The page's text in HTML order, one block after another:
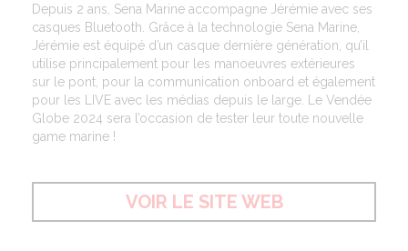
Depuis 2 ans, Sena Marine accompagne Jérémie avec ses
casques Bluetooth. Grâce à la technologie Sena Marine,
Jérémie est équipé d’un casque dernière génération, qu’il
utilise principalement pour les manoeuvres extérieures
sur le pont, pour la communication onboard et également
pour les LIVE avec les médias depuis le large. Le Vendée
Globe 2024 sera l’occasion de tester leur toute nouvelle
game marine !
VOIR LE SITE WEB